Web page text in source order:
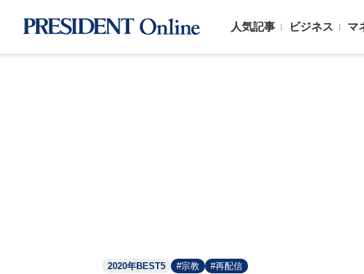
人気記事 ビジネス マ
2020年BEST5 #宗教 #再配信